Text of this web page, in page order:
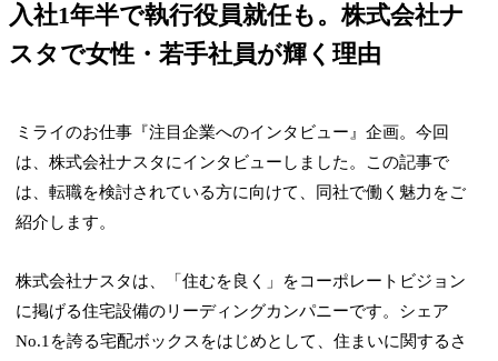
入社1年半で執行役員就任も。株式会社ナ
スタで女性・若手社員が輝く理由
ミライのお仕事『注目企業へのインタビュー』企画。今回
は、株式会社ナスタにインタビューしました。この記事で
は、転職を検討されている方に向けて、同社で働く魅力をご
紹介します。
株式会社ナスタは、「住むを良く」をコーポレートビジョン
に掲げる住宅設備のリーディングカンパニーです。シェア
No.1を誇る宅配ボックスをはじめとして、住まいに関するさ